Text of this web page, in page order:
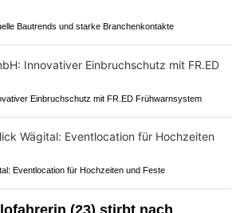
Bautrends und starke Branchenkontakte
Einbruchschutz mit FR.ED Frühwarnsystem
Eventlocation für Hochzeiten und Feste
(23) stirbt nach